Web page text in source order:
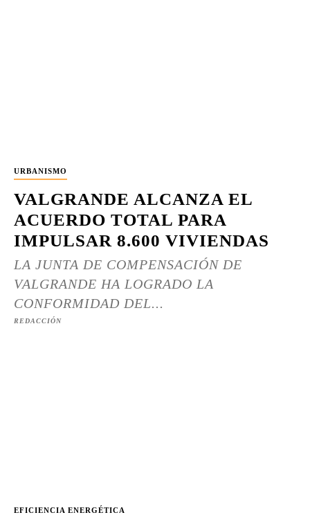
URBANISMO
VALGRANDE ALCANZA EL
ACUERDO TOTAL PARA
IMPULSAR 8.600 VIVIENDAS
LA JUNTA DE COMPENSACIÓN DE
VALGRANDE HA LOGRADO LA
CONFORMIDAD DEL...
REDACCIÓN
EFICIENCIA ENERGÉTICA